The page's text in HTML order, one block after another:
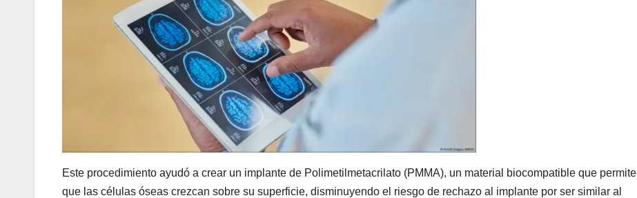
Este procedimiento ayudó a crear un implante de Polimetilmetacrilato (PMMA), un material biocompatible que permite
que las células óseas crezcan sobre su superficie, disminuyendo el riesgo de rechazo al implante por ser similar al